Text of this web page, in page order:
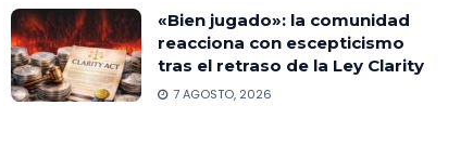
«Bien jugado»: la comunidad
reacciona con escepticismo
tras el retraso de la Ley Clarity
7 AGOSTO, 2026